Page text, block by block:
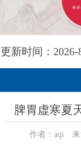
更新时间：
脾胃虚寒夏
作者：aqi